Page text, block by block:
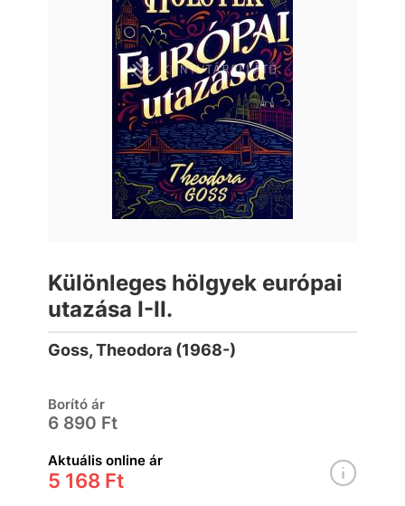
Különleges hölgyek európai
utazása I-II.
Goss, Theodora (1968-)
Borító ár
6 890 Ft
Aktuális online ár
5 168 Ft